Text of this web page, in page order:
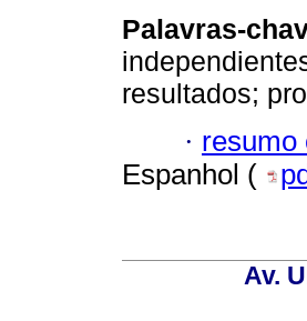
Palavras-
resultados;
· resumo
Espanhol (
Av.